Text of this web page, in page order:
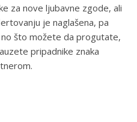
za nove ljubavne zgode, ali
je naglašena, pa
što možete da progutate,
pripadnike znaka